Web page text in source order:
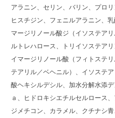
アラニン、セリン、バリン、プロ
ヒスチジン、フェニルアラニン、
マージリノール酸ジ（イソステア
ルトレハロース、トリイソステア
イマージリノール酸（フィトステ
テアリル／ベヘニル）、イソステ
酸ヘキシルデシル、加水分解水添
ａ、ヒドロキシエチルセルロース
ジメチコン、カラメル、クチナシ